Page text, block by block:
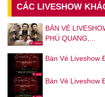
CÁC LIVESHOW
BÁN VÉ
PHÚ QUANG,...
Bán Vé Liveshow
Bán Vé Liveshow